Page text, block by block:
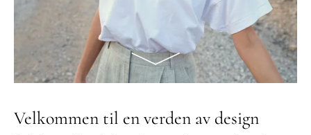
Velkommen til en verden av design